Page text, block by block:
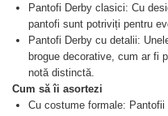
Pantofi Derby clasici: Cu
pantofi sunt potriviți pentru
Pantofi Derby cu detalii:
brogue decorative, cum ar fi
notă distinctă.
Cum să îi asortezi
Cu costume formale: